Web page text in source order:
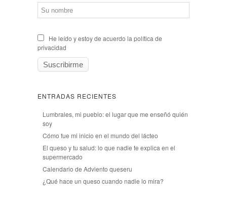
He leído y estoy de acuerdo la política de
privacidad
ENTRADAS RECIENTES
Lumbrales, mi pueblo: el lugar que me enseñó quién
soy
Cómo fue mi inicio en el mundo del lácteo
El queso y tu salud: lo que nadie te explica en el
supermercado
Calendario de Adviento queseru
¿Qué hace un queso cuando nadie lo mira?